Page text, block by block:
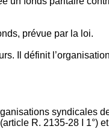
prévue par la loi.
Il définit
syndicales
R. 2135‐28 I 1°)